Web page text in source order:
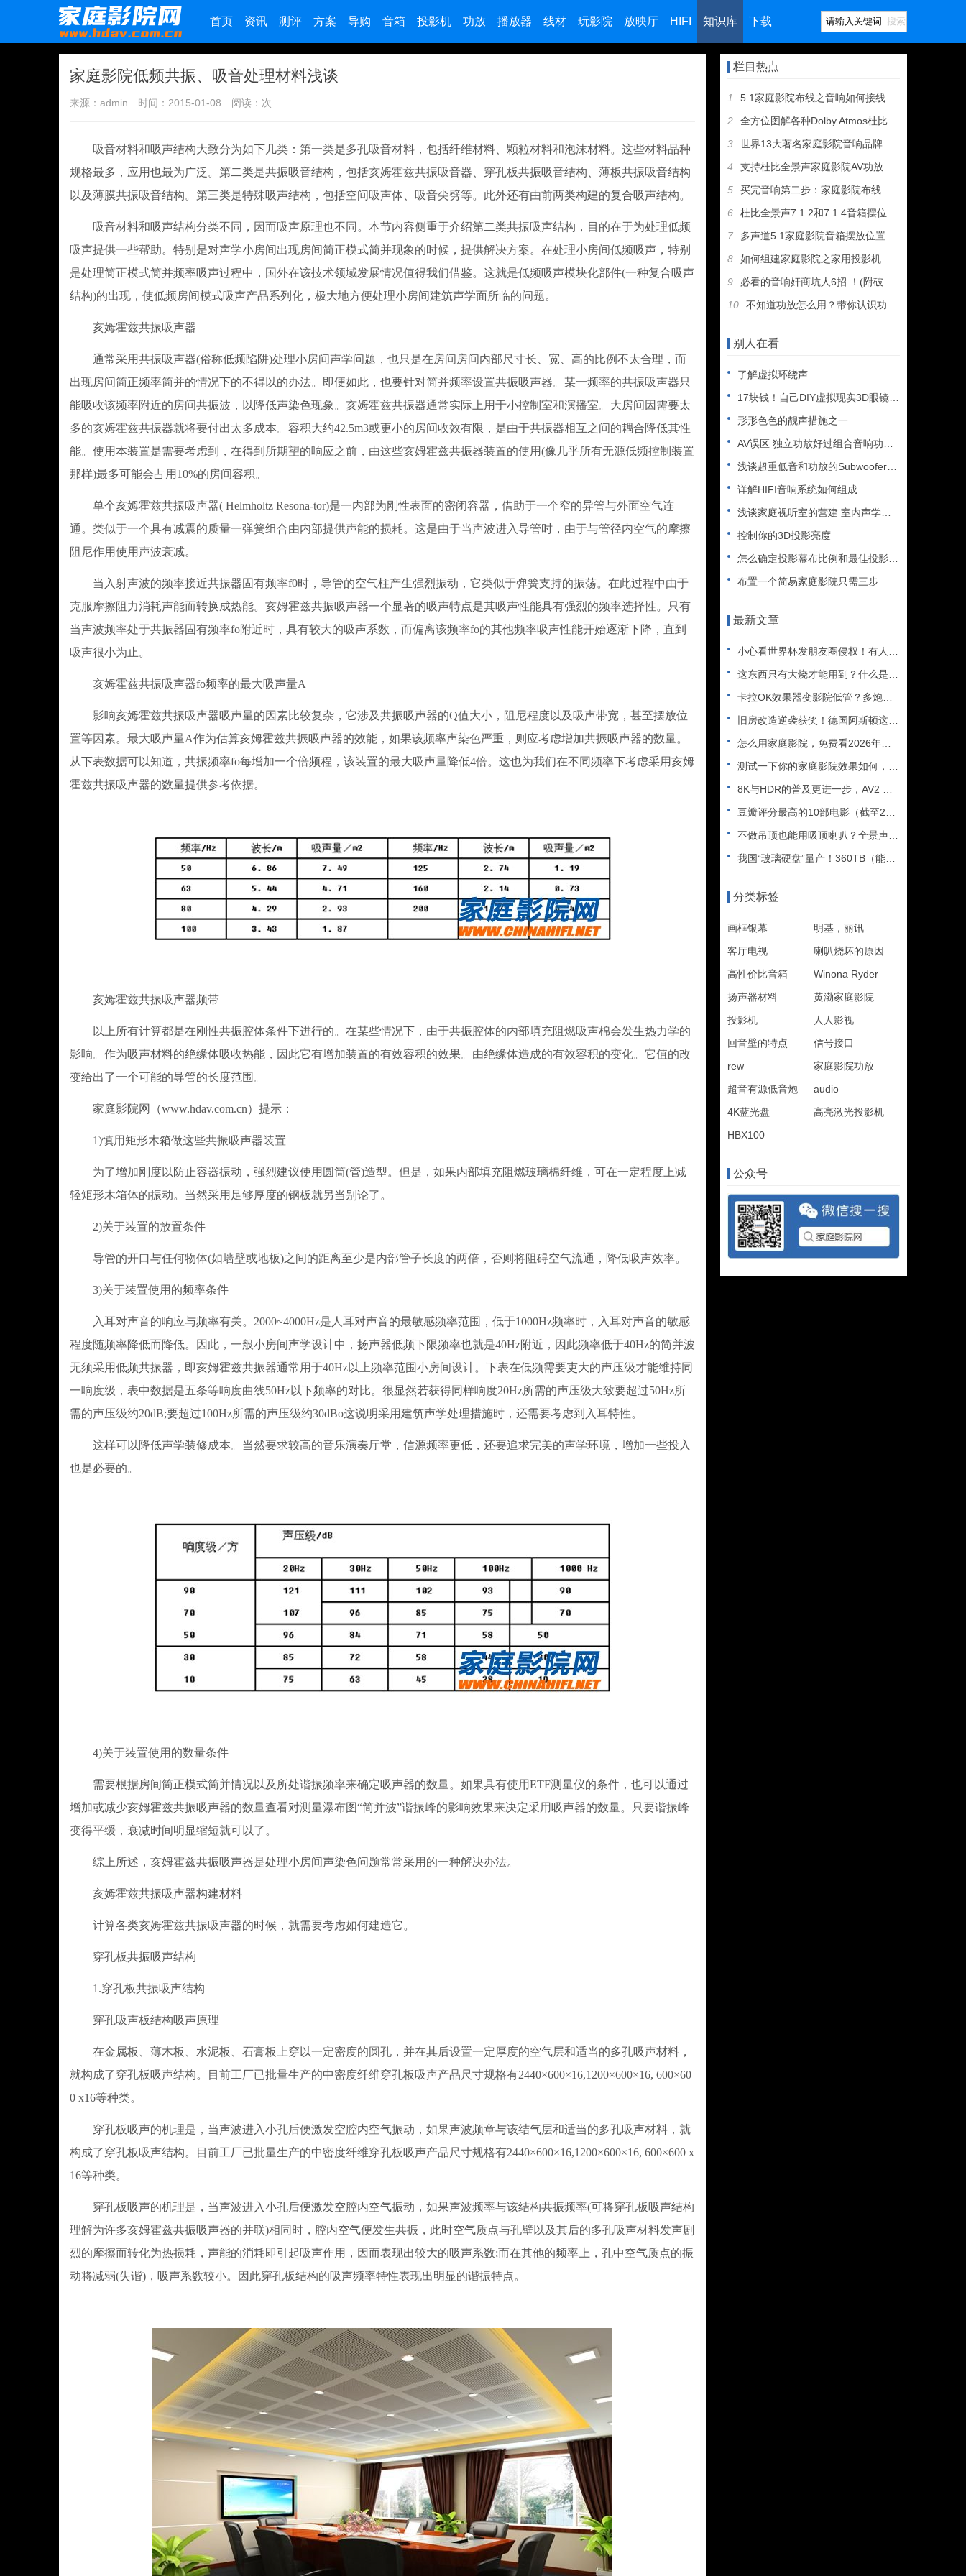
首页 资讯 测评 方案 导购 音箱 投影机 功放 播放器 线材 玩影院 放映厅 HIFI 知识库 下载 搜索
家庭影院低频共振、吸音处理材料浅谈
来源：admin 时间：2015-01-08 阅读： 次
吸音材料和吸声结构大致分为如下几类：第一类是多孔吸音材料，包括纤维材料、颗粒材料和泡沫材料。这些材料品种
规格最多，应用也最为广泛。第二类是共振吸音结构，包括亥姆霍兹共振吸音器、穿孔板共振吸音结构、薄板共振吸音结构
以及薄膜共振吸音结构。第三类是特殊吸声结构，包括空间吸声体、吸音尖劈等。此外还有由前两类构建的复合吸声结构。
吸音材料和吸声结构分类不同，因而吸声原理也不同。本节内容侧重于介绍第二类共振吸声结构，目的在于为处理低频
吸声提供一些帮助。特别是对声学小房间出现房间简正模式简并现象的时候，提供解决方案。在处理小房间低频吸声，特别
是处理简正模式简并频率吸声过程中，国外在该技术领域发展情况值得我们借鉴。这就是低频吸声模块化部件(一种复合吸声
结构)的出现，使低频房间模式吸声产品系列化，极大地方便处理小房间建筑声学面所临的问题。
亥姆霍兹共振吸声器
通常采用共振吸声器(俗称低频陷阱)处理小房间声学问题，也只是在房间房间内部尺寸长、宽、高的比例不太合理，而
出现房间简正频率简并的情况下的不得以的办法。即便如此，也要针对简并频率设置共振吸声器。某一频率的共振吸声器只
能吸收该频率附近的房间共振波，以降低声染色现象。亥姆霍兹共振器通常实际上用于小控制室和演播室。大房间因需要太
多的亥姆霍兹共振器就将要付出太多成本。容积大约42.5m3或更小的房间收效有限，是由于共振器相互之间的耦合降低其性
能。使用本装置是需要考虑到，在得到所期望的响应之前，由这些亥姆霍兹共振器装置的使用(像几乎所有无源低频控制装置
那样)最多可能会占用10%的房间容积。
单个亥姆霍兹共振吸声器( Helmholtz Resona-tor)是一内部为刚性表面的密闭容器，借助于一个窄的异管与外面空气连
通。类似于一个具有减震的质量一弹簧组合由内部提供声能的损耗。这是由于当声波进入导管时，由于与管径内空气的摩擦
阻尼作用使用声波衰减。
当入射声波的频率接近共振器固有频率f0时，导管的空气柱产生强烈振动，它类似于弹簧支持的振荡。在此过程中由于
克服摩擦阻力消耗声能而转换成热能。亥姆霍兹共振吸声器一个显著的吸声特点是其吸声性能具有强烈的频率选择性。只有
当声波频率处于共振器固有频率fo附近时，具有较大的吸声系数，而偏离该频率fo的其他频率吸声性能开始逐渐下降，直到
吸声很小为止。
亥姆霍兹共振吸声器fo频率的最大吸声量A
影响亥姆霍兹共振吸声器吸声量的因素比较复杂，它涉及共振吸声器的Q值大小，阻尼程度以及吸声带宽，甚至摆放位
置等因素。最大吸声量A作为估算亥姆霍兹共振吸声器的效能，如果该频率声染色严重，则应考虑增加共振吸声器的数量。
从下表数据可以知道，共振频率fo每增加一个倍频程，该装置的最大吸声量降低4倍。这也为我们在不同频率下考虑采用亥姆
霍兹共振吸声器的数量提供参考依据。
亥姆霍兹共振吸声器频带
以上所有计算都是在刚性共振腔体条件下进行的。在某些情况下，由于共振腔体的内部填充阻燃吸声棉会发生热力学的
影响。作为吸声材料的绝缘体吸收热能，因此它有增加装置的有效容积的效果。由绝缘体造成的有效容积的变化。它值的改
变给出了一个可能的导管的长度范围。
家庭影院网（www.hdav.com.cn）提示：
1)慎用矩形木箱做这些共振吸声器装置
为了增加刚度以防止容器振动，强烈建议使用圆筒(管)造型。但是，如果内部填充阻燃玻璃棉纤维，可在一定程度上减
轻矩形木箱体的振动。当然采用足够厚度的钢板就另当别论了。
2)关于装置的放置条件
导管的开口与任何物体(如墙壁或地板)之间的距离至少是内部管子长度的两倍，否则将阻碍空气流通，降低吸声效率。
3)关于装置使用的频率条件
入耳对声音的响应与频率有关。2000~4000Hz是人耳对声音的最敏感频率范围，低于1000Hz频率时，入耳对声音的敏感
程度随频率降低而降低。因此，一般小房间声学设计中，扬声器低频下限频率也就是40Hz附近，因此频率低于40Hz的简并波
无须采用低频共振器，即亥姆霍兹共振器通常用于40Hz以上频率范围小房间设计。下表在低频需要吏大的声压级才能维持同
一响度级，表中数据是五条等响度曲线50Hz以下频率的对比。很显然若获得同样响度20Hz所需的声压级大致要超过50Hz所
需的声压级约20dB;要超过100Hz所需的声压级约30dBo这说明采用建筑声学处理措施时，还需要考虑到入耳特性。
这样可以降低声学装修成本。当然要求较高的音乐演奏厅堂，信源频率更低，还要追求完美的声学环境，增加一些投入
也是必要的。
4)关于装置使用的数量条件
需要根据房间简正模式简并情况以及所处谐振频率来确定吸声器的数量。如果具有使用ETF测量仪的条件，也可以通过
增加或减少亥姆霍兹共振吸声器的数量查看对测量瀑布图“简并波”谐振峰的影响效果来决定采用吸声器的数量。只要谐振峰
变得平缓，衰减时间明显缩短就可以了。
综上所述，亥姆霍兹共振吸声器是处理小房间声染色问题常常采用的一种解决办法。
亥姆霍兹共振吸声器构建材料
计算各类亥姆霍兹共振吸声器的时候，就需要考虑如何建造它。
穿孔板共振吸声结构
1.穿孔板共振吸声结构
穿孔吸声板结构吸声原理
在金属板、薄木板、水泥板、石膏板上穿以一定密度的圆孔，并在其后设置一定厚度的空气层和适当的多孔吸声材料，
就构成了穿孔板吸声结构。目前工厂已批量生产的中密度纤维穿孔板吸声产品尺寸规格有2440×600×16,1200×600×16, 600×60
0 x16等种类。
穿孔板吸声的机理是，当声波进入小孔后便激发空腔内空气振动，如果声波频章与该结气层和适当的多孔吸声材料，就
构成了穿孔板吸声结构。目前工厂已批量生产的中密度纤维穿孔板吸声产品尺寸规格有2440×600×16,1200×600×16, 600×600 x
16等种类。
穿孔板吸声的机理是，当声波进入小孔后便激发空腔内空气振动，如果声波频率与该结构共振频率(可将穿孔板吸声结构
理解为许多亥姆霍兹共振吸声器的并联)相同时，腔内空气便发生共振，此时空气质点与孔壁以及其后的多孔吸声材料发声剧
烈的摩擦而转化为热损耗，声能的消耗即引起吸声作用，因而表现出较大的吸声系数;而在其他的频率上，孔中空气质点的振
动将减弱(失谐)，吸声系数较小。因此穿孔板结构的吸声频率特性表现出明显的谐振特点。
栏目热点
1
5.1家庭影院布线之音响如何接线（图文教程）
2
全方位图解各种Dolby Atmos杜比全景声音箱摆位方案
3
世界13大著名家庭影院音响品牌
4
支持杜比全景声家庭影院AV功放和音箱推荐
5
买完音响第二步：家庭影院布线及音箱摆位
6
杜比全景声7.1.2和7.1.4音箱摆位有什么区别
7
多声道5.1家庭影院音箱摆放位置建议
8
如何组建家庭影院之家用投影机选购指南
9
必看的音响奸商坑人6招 ！(附破解招式）
10
不知道功放怎么用？带你认识功放机所有接口
别人在看
了解虚拟环绕声
17块钱！自己DIY虚拟现实3D眼镜谷歌CardBoard
形形色色的靓声措施之一
AV误区 独立功放好过组合音响功放吗
浅谈超重低音和功放的Subwoofer和LFE
详解HIFI音响系统如何组成
浅谈家庭视听室的营建 室内声学处理注意事项
控制你的3D投影亮度
怎么确定投影幕布比例和最佳投影距离（附工具）
布置一个简易家庭影院只需三步
最新文章
小心看世界杯发朋友圈侵权！有人被判赔108万
这东西只有大烧才能用到？什么是XLR接口？平衡音频信号线、低
卡拉OK效果器变影院低管？多炮玩家省钱了，内附调音软件免费下
旧房改造逆袭获奖！德国阿斯顿这套7.2.4全景声私人影院太惊
怎么用家庭影院，免费看2026年世界杯直播？
测试一下你的家庭影院效果如何，bobo精选测试片1~3合集
8K与HDR的普及更进一步，AV2 视频编解码器发布
豆瓣评分最高的10部电影（截至2025年）
不做吊顶也能用吸顶喇叭？全景声天空声道安装教程
我国“玻璃硬盘”量产！360TB（能装2.5万部电影），10
分类标签
画框银幕
明基，丽讯
客厅电视
喇叭烧坏的原因
高性价比音箱
Winona Ryder
扬声器材料
黄渤家庭影院
投影机
人人影视
回音壁的特点
信号接口
rew
家庭影院功放
超音有源低音炮
audio
4K蓝光盘
高亮激光投影机
HBX100
公众号